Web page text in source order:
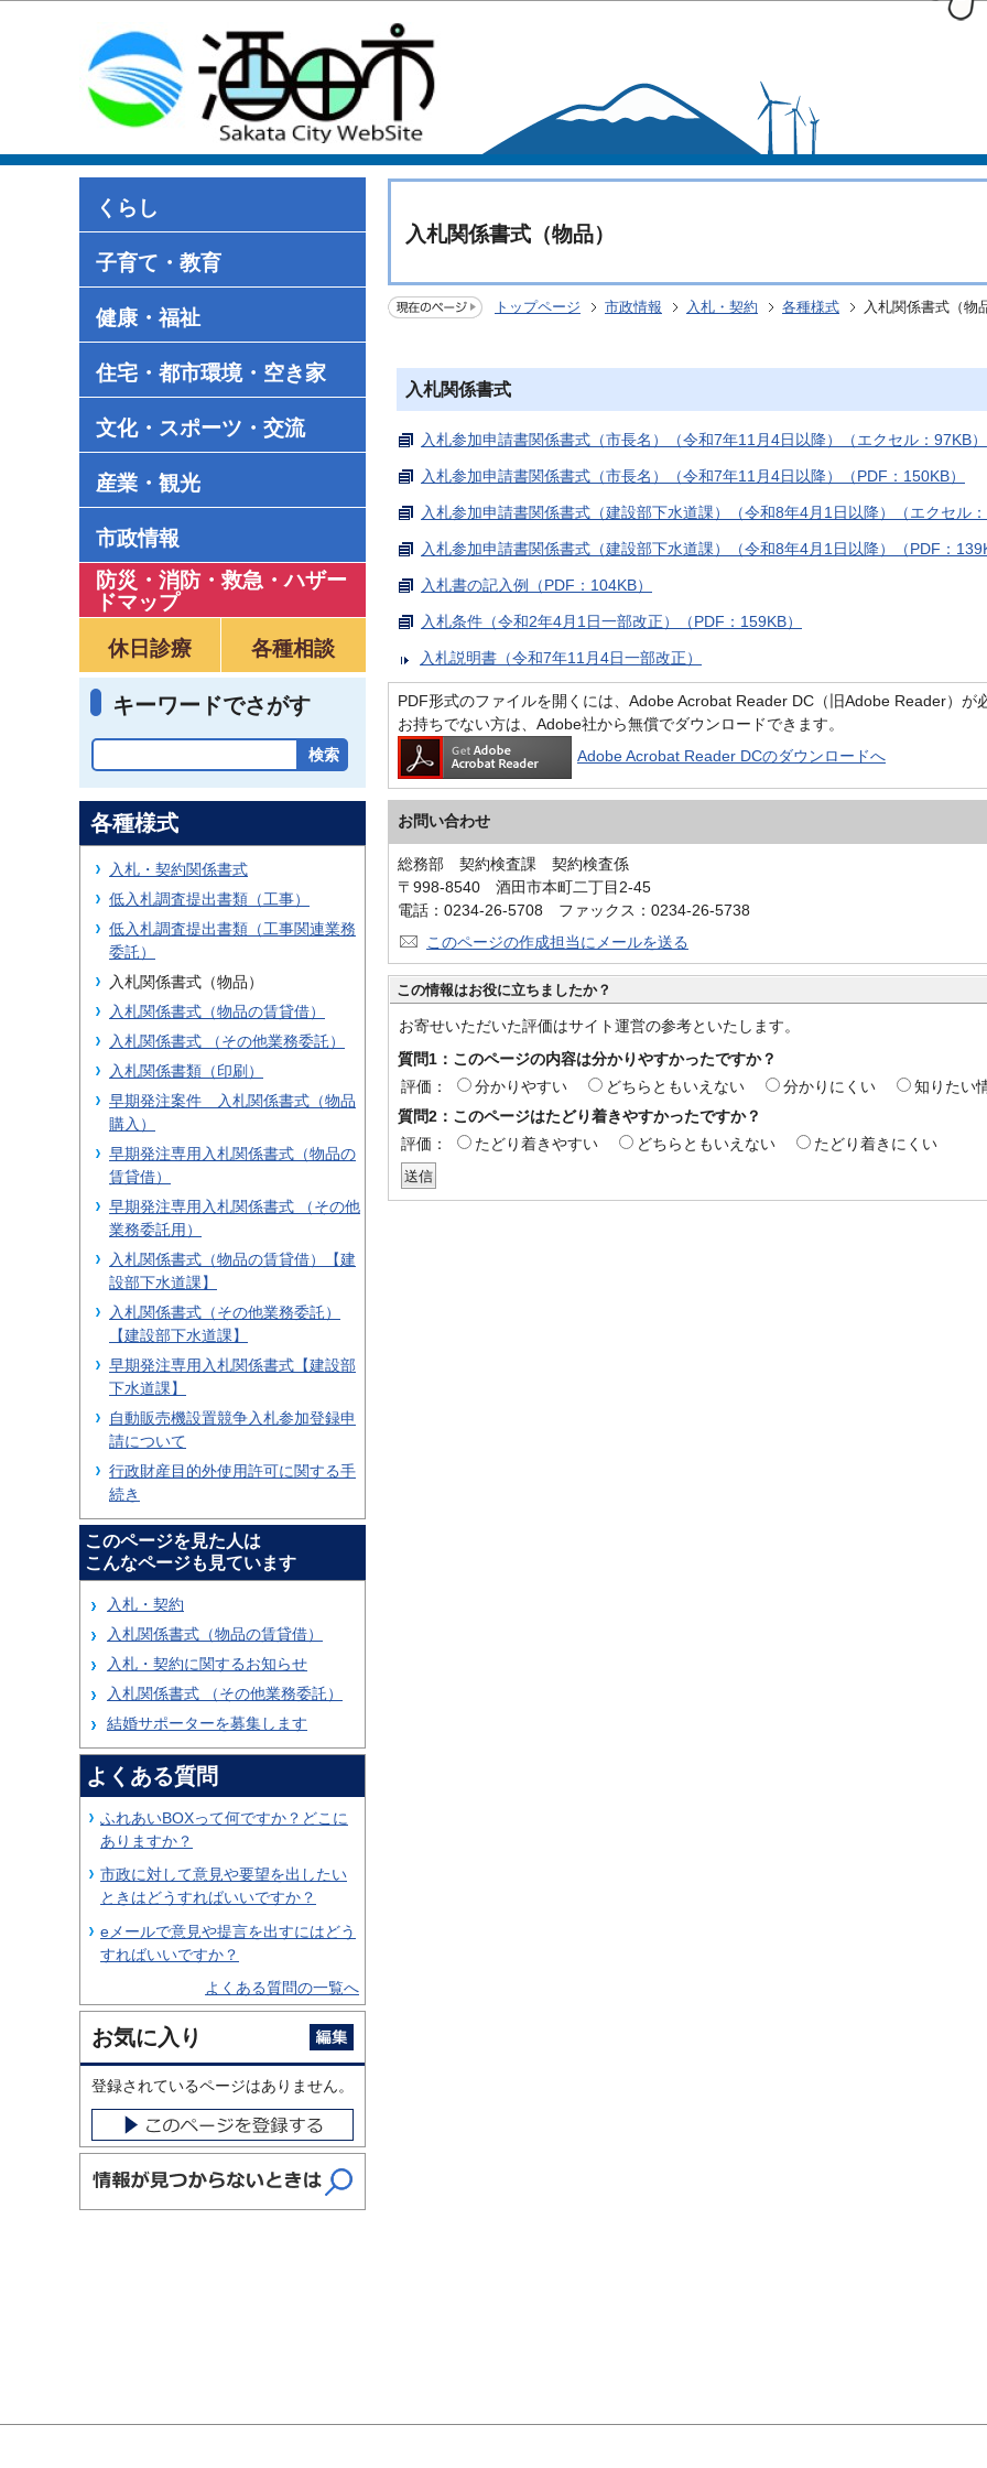
くらし
子育て・教育
健康・福祉
住宅・都市環境・空き家
文化・スポーツ・交流
産業・観光
市政情報
防災・消防・救急 ・ハザー
ドマップ
休日診療
各種相談
キーワードでさがす
入札関係書式（物品）
トップページ 市政情報 入札・契約 各種様式 入札関係書式（物
入札関係書式
入札参加申請書関係書式（市長名）（令和7年11月4日以降）（エクセル：97KB）
入札参加申請書関係書式（市長名）（令和7年11月4日以降）（PDF：150KB）
入札参加申請書関係書式（建設部下水道課）（令和8年4月1日以降）（エクセル：
入札参加申請書関係書式（建設部下水道課）（令和8年4月1日以降）（PDF：
入札書の記入例（PDF：104KB）
入札条件（令和2年4月1日一部改正）（PDF：159KB）
入札説明書（令和7年11月4日一部改正）
PDF形式のファイルを開くには、Adobe Acrobat Reader DC（旧Adobe Reader）が
お持ちでない方は、Adobe社から無償でダウンロードできます。
Adobe Acrobat Reader DCのダウンロードへ
お問い合わせ
総務部 契約検査課 契約検査係
〒998-8540 酒田市本町二丁目2-45
電話：0234-26-5708 ファックス：0234-26-5738
このページの作成担当にメールを送る
この情報はお役に立ちましたか？
お寄せいただいた評価はサイト運営の参考といたします。
質問1：このページの内容は分かりやすかったですか？
評価：
分かりやすい どちらともいえない 分かりにくい
知りたい
質問2：このページはたどり着きやすかったですか？
評価：
たどり着きやすい どちらともいえない たどり着きにくい
各種様式
入札・契約関係書式
低入札調査提出書類（工事）
低入札調査提出書類（工事関連業務
委託）
入札関係書式（物品）
入札関係書式（物品の賃貸借）
入札関係書式 （その他業務委託）
入札関係書類（印刷）
早期発注案件 入札関係書式（物品
購入）
早期発注専用入札関係書式（物品の
賃貸借）
早期発注専用入札関係書式 （その他
業務委託用）
入札関係書式（物品の賃貸借）【建
設部下水道課】
入札関係書式（その他業務委託）
【建設部下水道課】
早期発注専用入札関係書式【建設部
下水道課】
自動販売機設置競争入札参加登録申
請について
行政財産目的外使用許可に関する手
続き
このページを見た人は
こんなページも見ています
入札・契約
入札関係書式（物品の賃貸借）
入札・契約に関するお知らせ
入札関係書式 （その他業務委託）
結婚サポーターを募集します
よくある質問
ふれあいBOXって何ですか？どこに
ありますか？
市政に対して意見や要望を出したい
ときはどうすればいいですか？
eメールで意見や提言を出すにはどう
すればいいですか？
よくある質問の一覧へ
お気に入り
登録されているページはありません。